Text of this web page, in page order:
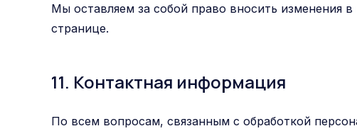
Мы оставляем за собой право вносить изменения
странице.
11. Контактная информация
По всем вопросам, связанным с обработкой